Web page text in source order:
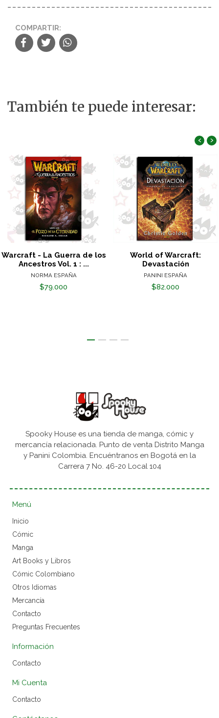
COMPARTIR:
También te puede interesar:
Warcraft - La Guerra de los
Ancestros Vol. 1 : ...
NORMA ESPAÑA
$79.000
World of Warcraft:
Devastación
PANINI ESPAÑA
$82.000
‹ ›
Spooky House es una tienda de manga, cómic y
mercancía relacionada. Punto de venta Distrito Manga
y Panini Colombia. Encuéntranos en Bogotá en la
Carrera 7 No. 46-20 Local 104
Menú
Inicio
Cómic
Manga
Art Books y Libros
Cómic Colombiano
Otros Idiomas
Mercancía
Contacto
Preguntas Frecuentes
Información
Contacto
Mi Cuenta
Contacto